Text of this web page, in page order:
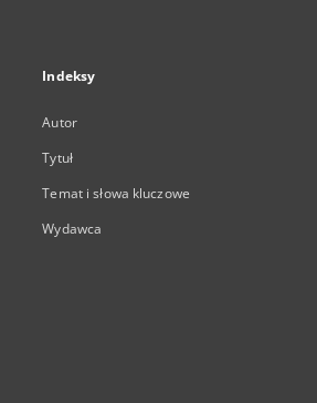
Indeksy
Autor
Tytuł
Temat i słowa kluczowe
Wydawca